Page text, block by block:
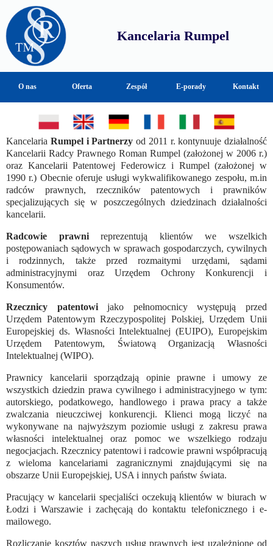
Kancelaria Rumpel
O nas Oferta Zespół E-porady Kontakt
Kancelaria Rumpel i Partnerzy od 2011 r. kontynuuje działalność
Kancelarii Radcy Prawnego Roman Rumpel (założonej w 2006 r.)
oraz Kancelarii Patentowej Federowicz i Rumpel (założonej w
1990 r.) Obecnie oferuje usługi wykwalifikowanego zespołu, m.in
radców prawnych, rzeczników patentowych i prawników
specjalizujących się w poszczególnych dziedzinach działalności
kancelarii.
Radcowie prawnireprezentują klientów we wszelkich
postępowaniach sądowych w sprawach gospodarczych, cywilnych
i rodzinnych, także przed rozmaitymi urzędami, sądami
administracyjnymi oraz Urzędem Ochrony Konkurencji i
Konsumentów.
Rzecznicy patentowijako pełnomocnicy występują przed
Urzędem Patentowym Rzeczypospolitej Polskiej, Urzędem Unii
Europejskiej ds. Własności Intelektualnej (EUIPO), Europejskim
Urzędem Patentowym, Światową Organizacją Własności
Intelektualnej (WIPO).
Prawnicy kancelarii sporządzają opinie prawne i umowy ze
wszystkich dziedzin prawa cywilnego i administracyjnego w tym:
autorskiego, podatkowego, handlowego i prawa pracy a także
zwalczania nieuczciwej konkurencji. Klienci mogą liczyć na
wykonywane na najwyższym poziomie usługi z zakresu prawa
własności intelektualnej oraz pomoc we wszelkiego rodzaju
negocjacjach. Rzecznicy patentowi i radcowie prawni współpracują
z wieloma kancelariami zagranicznymi znajdującymi się na
obszarze Unii Europejskiej, USA i innych państw świata.
Pracujący w kancelarii specjaliści oczekują klientów w biurach w
Łodzi i Warszawie i zachęcają do kontaktu telefonicznego i e-
mailowego.
Rozliczanie kosztów naszych usług prawnych jest uzależnione od